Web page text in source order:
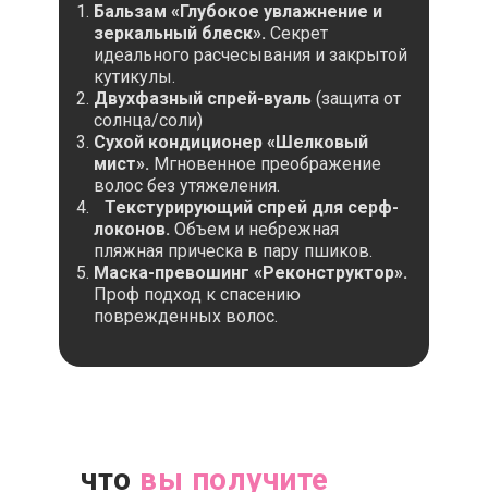
Бальзам «Глубокое увлажнение и
зеркальный блеск». Секрет
идеального расчесывания и закрытой
кутикулы.
Двухфазный спрей-вуаль (защита от
солнца/соли)
Сухой кондиционер «Шелковый
мист». Мгновенное преображение
волос без утяжеления.
Текстурирующий спрей для серф-
локонов. Объем и небрежная
пляжная прическа в пару пшиков.
Маска-превошинг «Реконструктор».
Проф подход к спасению
поврежденных волос.
что вы получите